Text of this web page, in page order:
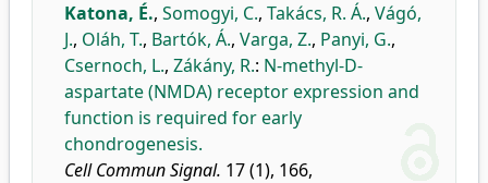
Katona, É., Somogyi, C., Takács, R. Á., Vágó,
J., Oláh, T., Bartók, Á., Varga, Z., Panyi, G.,
Csernoch, L., Zákány, R.: N-methyl-D-
aspartate (NMDA) receptor expression and
function is required for early
chondrogenesis.
Cell Commun Signal. 17 (1), 166,